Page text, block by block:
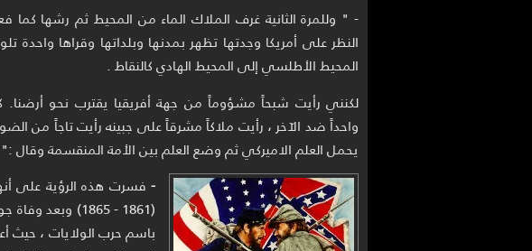
- " وللمرة الثانية غرف الملاك الماء من المحيط ثم رشها كما
النظر على أمريكا وجدتها تظهر بمدنها وبلداتها وقراها واحدة
المحيط الأطلسي إلى المحيط الهادي كالنقاط .
لكنني رأيت شبحاً مشؤوماً من جهة أفريقيا يقترب نحو
يحمل العلم الاميركي ثم وضع العلم بين الأمة المنقسمة وقال :"
-فسرت هذه الرؤية على أنها